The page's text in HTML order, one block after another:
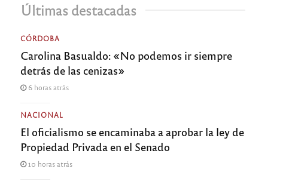
Últimas destacadas
CÓRDOBA
Carolina Basualdo: «No podemos ir siempre
detrás de las cenizas»
6 horas atrás
NACIONAL
El oficialismo se encaminaba a aprobar la ley de
Propiedad Privada en el Senado
10 horas atrás